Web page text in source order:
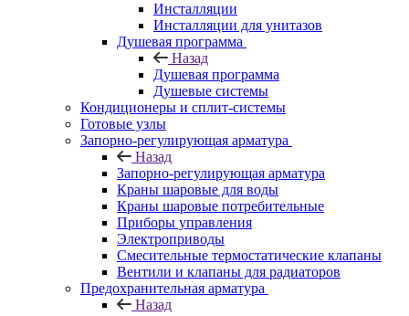
Инсталляции
Инсталляции для унитазов
Душевая программа
Назад
Душевая программа
Душевые системы
Кондиционеры и сплит-системы
Готовые узлы
Запорно-регулирующая арматура
Назад
Запорно-регулирующая арматура
Краны шаровые для воды
Краны шаровые потребительные
Приборы управления
Электроприводы
Смесительные термостатические клапаны
Вентили и клапаны для радиаторов
Предохранительная арматура
Назад